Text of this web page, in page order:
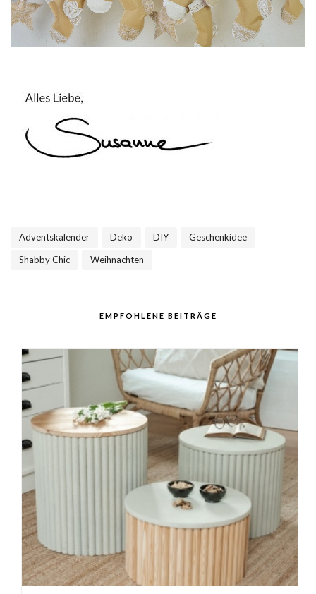
Adventskalender Deko DIY Geschenkidee
Shabby Chic Weihnachten
EMPFOHLENE BEITRÄGE